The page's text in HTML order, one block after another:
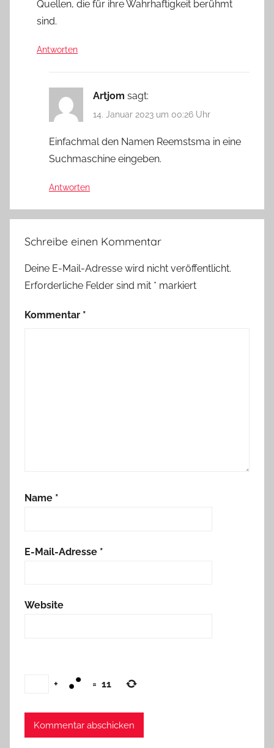
Quellen, die für ihre Wahrhaftigkeit berühmt
sind.
Antworten
Artjom sagt:
14. Januar 2023 um 00:26 Uhr
Einfachmal den Namen Reemstsma in eine
Suchmaschine eingeben.
Antworten
Schreibe einen Kommentar
Deine E-Mail-Adresse wird nicht veröffentlicht.
Erforderliche Felder sind mit * markiert
Kommentar *
Name *
E-Mail-Adresse *
Website
+ = 11